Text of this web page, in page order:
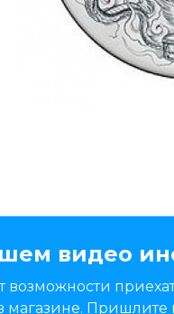
видео
возможности
магазине. Пришлите